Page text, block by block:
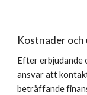
Kostnader
Efter erbjudande
ansvar att
beträffande